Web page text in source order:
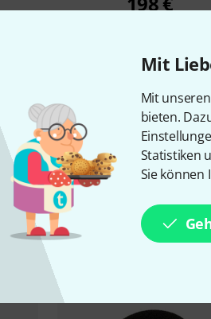
Mit
Mit
bieten.
Statistiken
Sie können